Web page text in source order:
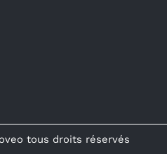
tous droits réservés